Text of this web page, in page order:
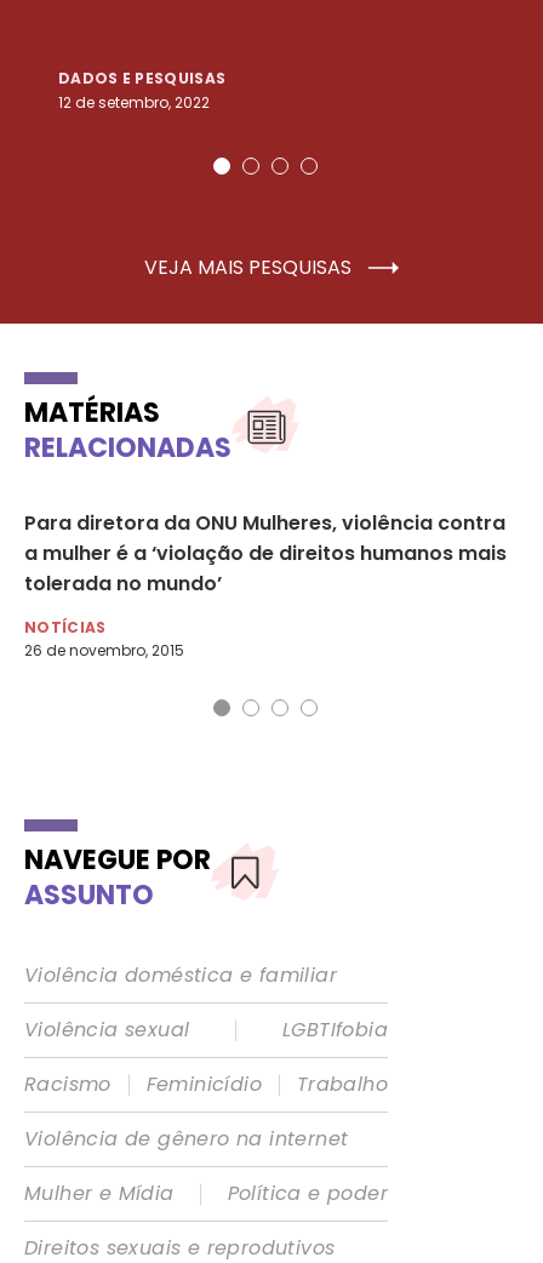
DADOS E PESQUISAS
12 de setembro, 2022
VEJA MAIS PESQUISAS
MATÉRIAS
RELACIONADAS
Para diretora da ONU Mulheres, violência contra
a mulher é a ‘violação de direitos humanos mais
tolerada no mundo’
NOTÍCIAS
26 de novembro, 2015
NAVEGUE POR
ASSUNTO
Violência doméstica e familiar
Violência sexual
|
LGBTIfobia
Racismo
| Feminicídio |
Trabalho
Violência de gênero na internet
Mulher e Mídia
|
Política e poder
Direitos sexuais e reprodutivos